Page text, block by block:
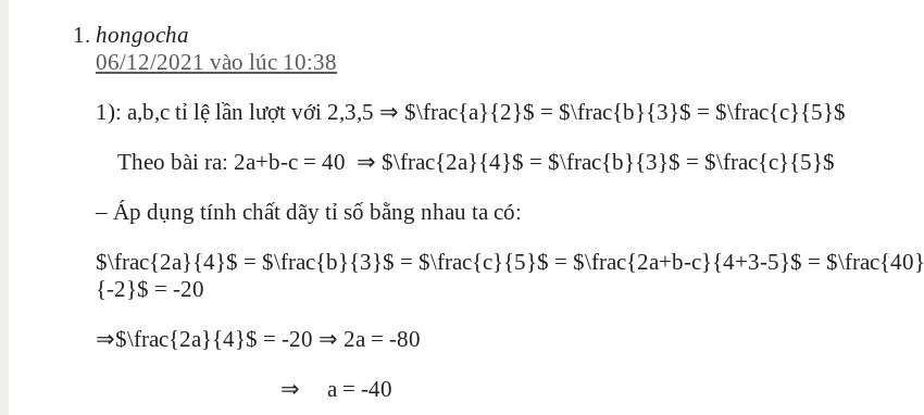
hongocha
06/12/2021 vào lúc 10:38
1): a,b,c tỉ lệ lần lượt với 2,3,5 ⇒ $\frac{a}{2}$ = $\frac{b}{3}$ = $\frac{c}{5}$
Theo bài ra: 2a+b-c = 40 ⇒ $\frac{2a}{4}$ = $\frac{b}{3}$ = $\frac{c}{5}$
– Áp dụng tính chất dãy tỉ số bằng nhau ta có:
$\frac{2a}{4}$ = $\frac{b}{3}$ = $\frac{c}{5}$ = $\frac{2a+b-c}{4+3-5}$ = $\frac{40}
{-2}$ = -20
⇒$\frac{2a}{4}$ = -20 ⇒ 2a = -80
⇒ a = -40